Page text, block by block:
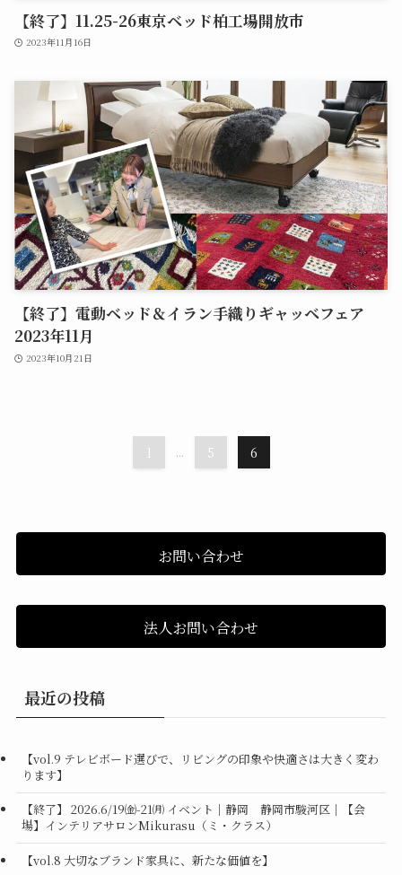
【終了】11.25-26東京ベッド柏工場開放市
2023年11月16日
【終了】電動ベッド＆イラン手織りギャッベフェア
2023年11月
2023年10月21日
1 ... 5 6
お問い合わせ
法人お問い合わせ
最近の投稿
【vol.9 テレビボード選びで、リビングの印象や快適さは大きく変わ
ります】
【終了】 2026.6/19㈮-21㈪ イベント｜静岡 静岡市駿河区｜【会
場】インテリアサロンMikurasu（ミ・クラス）
【vol.8 大切なブランド家具に、新たな価値を】